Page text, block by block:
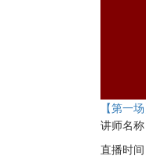
【第一
讲师名称
直播时间